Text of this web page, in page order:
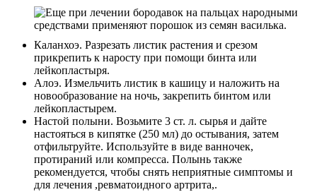
Каланхоэ. Разрезать листик растения и срезом
прикрепить к наросту при помощи бинта или
лейкопластыря.
Алоэ. Измельчить листик в кашицу и наложить на
новообразование на ночь, закрепить бинтом или
лейкопластырем.
Настой полыни. Возьмите 3 ст. л. сырья и дайте
настояться в кипятке (250 мл) до остывания, затем
отфильтруйте. Используйте в виде ванночек,
протираний или компресса. Полынь также
рекомендуется, чтобы снять неприятные симптомы и
для лечения ,ревматоидного артрита,.